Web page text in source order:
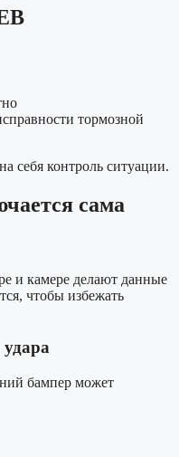
тормозной
себя контроль ситуации.
сама
и камере делают данные
чтобы избежать
бампер может